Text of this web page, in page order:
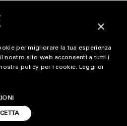
SOLDOUTSERVICE
×
per migliorare la tua esperienza
nostro sito web acconsenti a tutti i
policy per i cookie. Leggi di